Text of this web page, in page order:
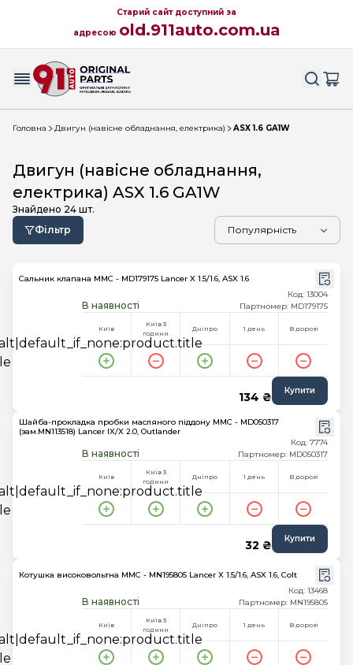
Старий сайт доступний за
адресою old.911auto.com.ua
Головна Двигун (навісне обладнання, електрика) ASX 1.6 GA1W
Двигун (навісне обладнання,
електрика) ASX 1.6 GA1W
Знайдено 24 шт.
Фільтр
Сальник клапана MMC - MD179175 Lancer X 1.5/1.6, ASX 1.6
В наявності
Код: 13004
Партномер: MD179175
Київ
Київ 3
години
Дніпро 1 день В дорозі
134 ₴ Купити
Шайба-прокладка пробки масляного піддону MMC - MD050317
(зам.MN113518) Lancer IX/X 2.0, Outlander
В наявності
Код: 7774
Партномер: MD050317
Київ
Київ 3
години
Дніпро 1 день В дорозі
32 ₴ Купити
Котушка високовольтна MMC - MN195805 Lancer X 1.5/1.6, ASX 1.6, Colt
В наявності
Код: 13468
Партномер: MN195805
Київ
Київ 3
години
Дніпро 1 день В дорозі